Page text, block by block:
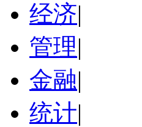
经济|
管理|
金融|
统计|